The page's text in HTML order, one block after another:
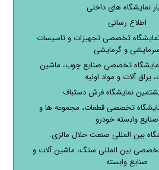
نمایشگاه های داخلی
اطلاع رسانی
تخصصی تجهیزات و تاسیسات
سرمایشی و گرمایشی
تخصصی صنایع چوب، ماشین
یراق آلات و مواد اولیه
نمایشگاه فرش دستباف
تخصصی قطعات، مجموعه ها و
صنایع وابسته خودرو
بین المللی صنعت حلال مالزی.
بین المللی سنگ، ماشین آلات و
صنایع وابسته